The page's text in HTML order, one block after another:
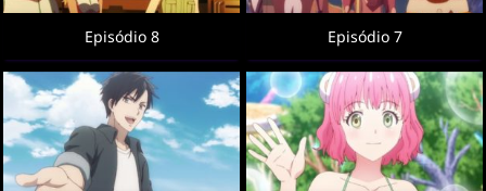
Episódio 8 Episódio 7